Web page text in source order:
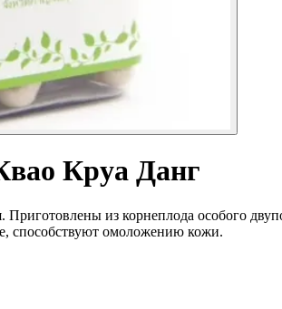
Круа Данг
из корнеплода особого
способствуют омоложению кожи.